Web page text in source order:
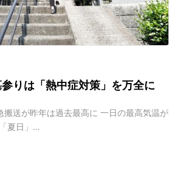
りは「熱中症対策」を万全に
搬送が昨年は過去最高に 一日の最高気温が
夏日」…